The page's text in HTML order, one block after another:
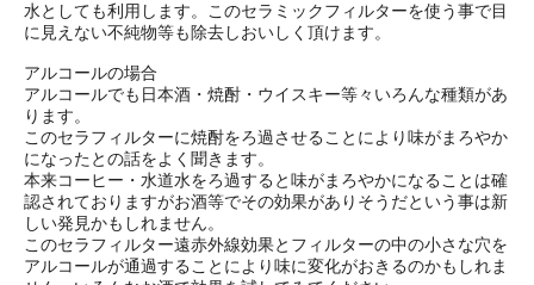
水としても利用します。このセラミックフィルターを使う事で目
に見えない不純物等も除去しおいしく頂けます。
アルコールの場合
アルコールでも日本酒・焼酎・ウイスキー等々いろんな種類があ
ります。
このセラフィルターに焼酎をろ過させることにより味がまろやか
になったとの話をよく聞きます。
本来コーヒー・水道水をろ過すると味がまろやかになることは確
認されておりますがお酒等でその効果がありそうだという事は新
しい発見かもしれません。
このセラフィルター遠赤外線効果とフィルターの中の小さな穴を
アルコールが通過することにより味に変化がおきるのかもしれま